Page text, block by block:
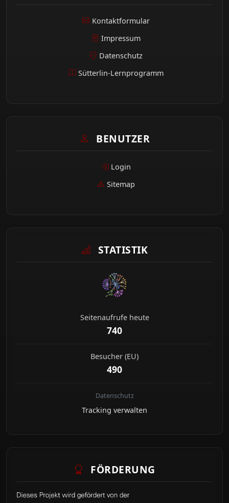
Kontaktformular
Impressum
Datenschutz
Sütterlin-Lernprogramm
BENUTZER
Login
Sitemap
STATISTIK
Seitenaufrufe heute
740
Besucher (EU)
490
Datenschutz
Tracking verwalten
FÖRDERUNG